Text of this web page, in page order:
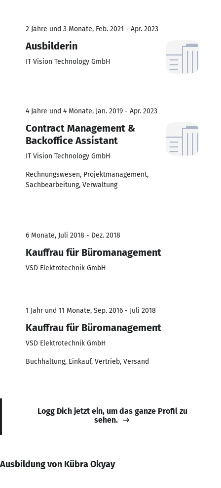
2 Jahre und 3 Monate, Feb. 2021 - Apr. 2023
Ausbilderin
IT Vision Technology GmbH
4 Jahre und 4 Monate, Jan. 2019 - Apr. 2023
Contract Management &
Backoffice Assistant
IT Vision Technology GmbH
Rechnungswesen, Projektmanagement,
Sachbearbeitung, Verwaltung
6 Monate, Juli 2018 - Dez. 2018
Kauffrau für Büromanagement
VSD Elektrotechnik GmbH
1 Jahr und 11 Monate, Sep. 2016 - Juli 2018
Kauffrau für Büromanagement
VSD Elektrotechnik GmbH
Buchhaltung, Einkauf, Vertrieb, Versand
Logg Dich jetzt ein, um das ganze Profil zu
sehen.
Ausbildung von Kübra Okyay